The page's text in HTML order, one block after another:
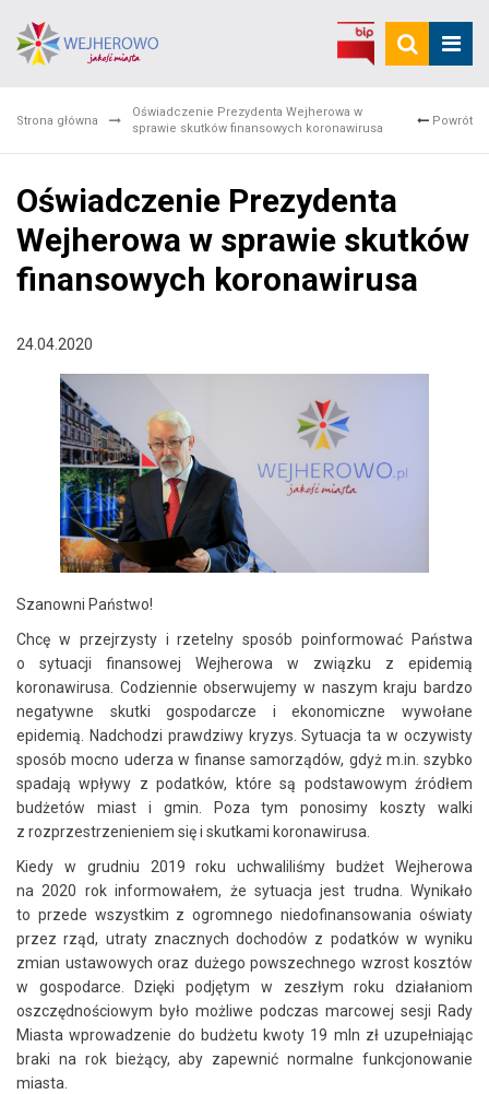
Strona główna
Oświadczenie Prezydenta Wejherowa w
sprawie skutków finansowych koronawirusa
Powrót
Oświadczenie Prezydenta
Wejherowa w sprawie skutków
finansowych koronawirusa
24.04.2020
Szanowni Państwo!
Chcę w przejrzysty i rzetelny sposób poinformować Państwa
o sytuacji finansowej Wejherowa w związku z epidemią
koronawirusa. Codziennie obserwujemy w naszym kraju bardzo
negatywne skutki gospodarcze i ekonomiczne wywołane
epidemią. Nadchodzi prawdziwy kryzys. Sytuacja ta w oczywisty
sposób mocno uderza w finanse samorządów, gdyż m.in. szybko
spadają wpływy z podatków, które są podstawowym źródłem
budżetów miast i gmin. Poza tym ponosimy koszty walki
z rozprzestrzenieniem się i skutkami koronawirusa.
Kiedy w grudniu 2019 roku uchwaliliśmy budżet Wejherowa
na 2020 rok informowałem, że sytuacja jest trudna. Wynikało
to przede wszystkim z ogromnego niedofinansowania oświaty
przez rząd, utraty znacznych dochodów z podatków w wyniku
zmian ustawowych oraz dużego powszechnego wzrost kosztów
w gospodarce. Dzięki podjętym w zeszłym roku działaniom
oszczędnościowym było możliwe podczas marcowej sesji Rady
Miasta wprowadzenie do budżetu kwoty 19 mln zł uzupełniając
braki na rok bieżący, aby zapewnić normalne funkcjonowanie
miasta.